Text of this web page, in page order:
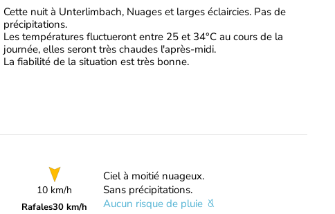
Cette nuit à Unterlimbach, Nuages et larges éclaircies. Pas de
précipitations.
Les températures fluctueront entre 25 et 34°C au cours de la
journée, elles seront très chaudes l'après-midi.
La fiabilité de la situation est très bonne.
10 km/h
Rafales30 km/h
Ciel à moitié nuageux.
Sans précipitations.
Aucun risque de pluie